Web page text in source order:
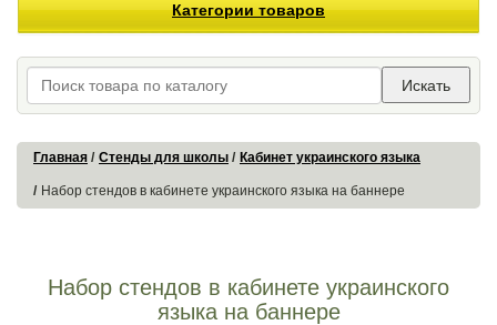
Категории товаров
Искать
Главная Стенды для школы Кабинет украинского языка
Набор стендов в кабинете украинского языка на баннере
Набор стендов в кабинете украинского
языка на баннере